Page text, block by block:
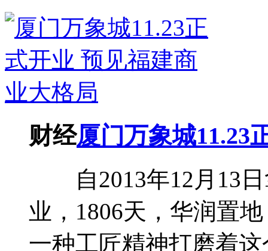
财经厦门万象城11.23
自2013年12月13日
业，1806天，华润置
一种工匠精神打磨着